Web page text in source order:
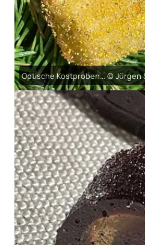
Optische Kostproben... © Jürgen